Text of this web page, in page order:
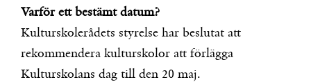
Varför ett bestämt datum?
Kulturskolerådets styrelse har beslutat att
rekommendera kulturskolor att förlägga
Kulturskolans dag till den 20 maj.